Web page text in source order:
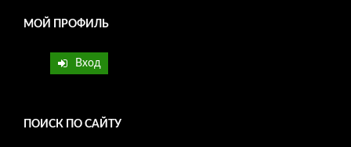
МОЙ ПРОФИЛЬ
Вход
ПОИСК ПО САЙТУ